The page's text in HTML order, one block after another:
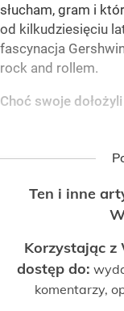
słucham, gram i
od kilkudziesięciu
fascynacja
rock and rollem.
Choć swoje
Ten i inne
Korzystając z
dostęp do:
komentarzy,